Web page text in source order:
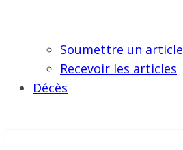
Soumettre un article
Recevoir les articles
Décès